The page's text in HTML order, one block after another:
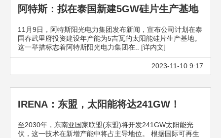
阿特斯：拟在泰国新建5GW硅片生产基地
11月9日，阿特斯阳光电力集团发布新闻，宣布公司计划在泰
国春武里府投资建设年产能为5吉瓦的太阳能硅片生产基地。
这一举措标志着阿特斯阳光电力集团在.. [详内文]
2023-11-10 9:17
IRENA：东盟，太阳能将达241GW！
至2030年，东南亚国家联盟(东盟)将开发241GW太阳能光
伏，这一技术在新增产能中将占主导地位。 根据国际可再生